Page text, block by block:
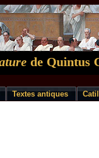
de Quintus
Textes antiques